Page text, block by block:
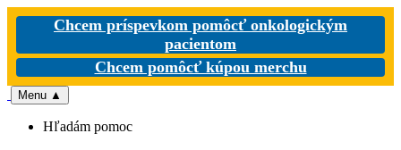
Chcem príspevkom pomôcť onkologickým
pacientom
Chcem pomôcť kúpou merchu
Menu ▲
Hľadám pomoc